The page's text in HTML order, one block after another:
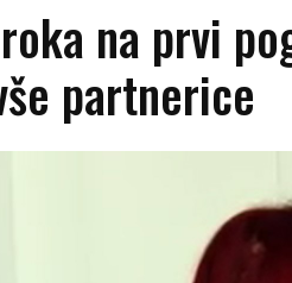
na prvi
partnerice